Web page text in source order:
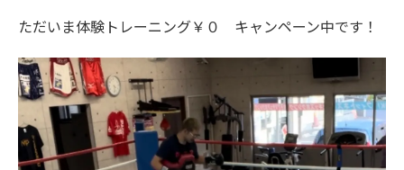
ただいま体験トレーニング￥０ キャンペーン中です！